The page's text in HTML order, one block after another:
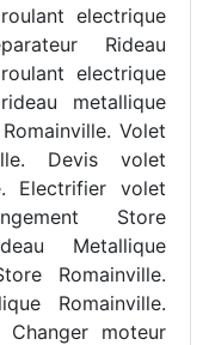
electrique
Rideau
electrique
metallique
Volet
Devis volet
Electrifier volet
Store
Metallique
Romainville.
Romainville.
Changer moteur